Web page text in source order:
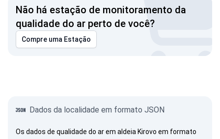
Não há estação de monitoramento da
qualidade do ar perto de você?
Compre uma Estação
Dados da localidade em formato JSON
Os dados de qualidade do ar em aldeia Kirovo em formato